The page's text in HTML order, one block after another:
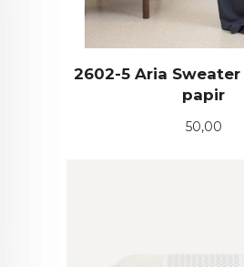
2602-5 Aria
papir
Pris
50,00